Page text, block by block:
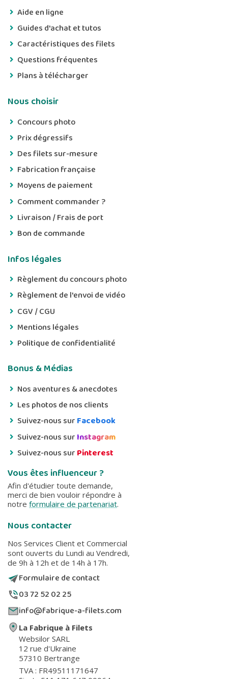
Aide en ligne
Guides d'achat et tutos
Caractéristiques des filets
Questions fréquentes
Plans à télécharger
Nous choisir
Concours photo
Prix dégressifs
Des filets sur-mesure
Fabrication française
Moyens de paiement
Comment commander ?
Livraison / Frais de port
Bon de commande
Infos légales
Règlement du concours photo
Règlement de l'envoi de vidéo
CGV / CGU
Mentions légales
Politique de confidentialité
Bonus & Médias
Nos aventures & anecdotes
Les photos de nos clients
Suivez-nous surFacebook
Suivez-nous surInstagram
Suivez-nous surPinterest
Vous êtes influenceur ?
Afin d'étudier toute demande,
merci de bien vouloir répondre à
notre formulaire de partenariat.
Nous contacter
Nos Services Client et Commercial
sont ouverts du Lundi au Vendredi,
de 9h à 12h et de 14h à 17h.
Formulaire de contact
03 72 52 02 25
info@fabrique-a-filets.com
La Fabrique à Filets
Websilor SARL
12 rue d'Ukraine
57310 Bertrange
TVA : FR49511171647